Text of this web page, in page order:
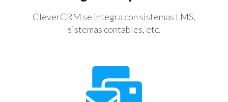
CleverCRM se integra con sistemas LMS,
sistemas contables, etc.